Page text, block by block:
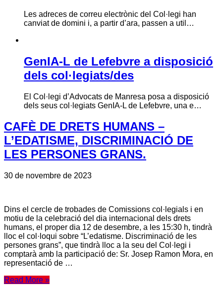
Les adreces de correu electrònic del Col·legi han
canviat de domini i, a partir d’ara, passen a util…
GenIA-L de Lefebvre a disposició
dels col·legiats/des
El Col·legi d’Advocats de Manresa posa a disposició
dels seus col·legiats GenIA-L de Lefebvre, una e…
CAFÈ DE DRETS HUMANS –
L’EDATISME, DISCRIMINACIÓ DE
LES PERSONES GRANS.
30 de novembre de 2023
Dins el cercle de trobades de Comissions col·legials i en
motiu de la celebració del dia internacional dels drets
humans, el proper dia 12 de desembre, a les 15:30 h, tindrà
lloc el col·loqui sobre “L’edatisme. Discriminació de les
persones grans”, que tindrà lloc a la seu del Col·legi i
comptarà amb la participació de: Sr. Josep Ramon Mora, en
representació de …
Read More »